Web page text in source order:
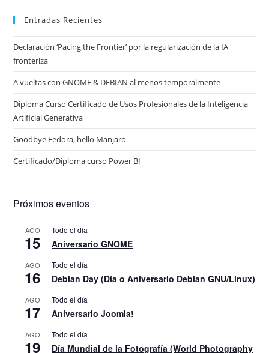
Entradas Recientes
Declaración ‘Pacing the Frontier’ por la regularización de la IA
fronteriza
A vueltas con GNOME & DEBIAN al menos temporalmente
Diploma Curso Certificado de Usos Profesionales de la Inteligencia
Artificial Generativa
Goodbye Fedora, hello Manjaro
Certificado/Diploma curso Power BI
Próximos eventos
AGO
15
Todo el día
Aniversario GNOME
AGO
16
Todo el día
Debian Day (Día o Aniversario Debian GNU/Linux)
AGO
17
Todo el día
Aniversario Joomla!
AGO
19
Todo el día
Día Mundial de la Fotografía (World Photography